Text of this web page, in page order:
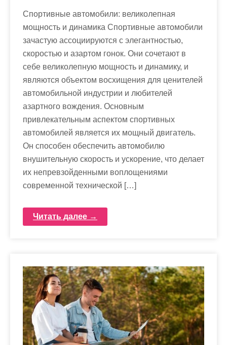
Спортивные автомобили: великолепная
мощность и динамика Спортивные автомобили
зачастую ассоциируются с элегантностью,
скоростью и азартом гонок. Они сочетают в
себе великолепную мощность и динамику, и
являются объектом восхищения для ценителей
автомобильной индустрии и любителей
азартного вождения. Основным
привлекательным аспектом спортивных
автомобилей является их мощный двигатель.
Он способен обеспечить автомобилю
внушительную скорость и ускорение, что делает
их непревзойденными воплощениями
современной технической […]
Читать далее →